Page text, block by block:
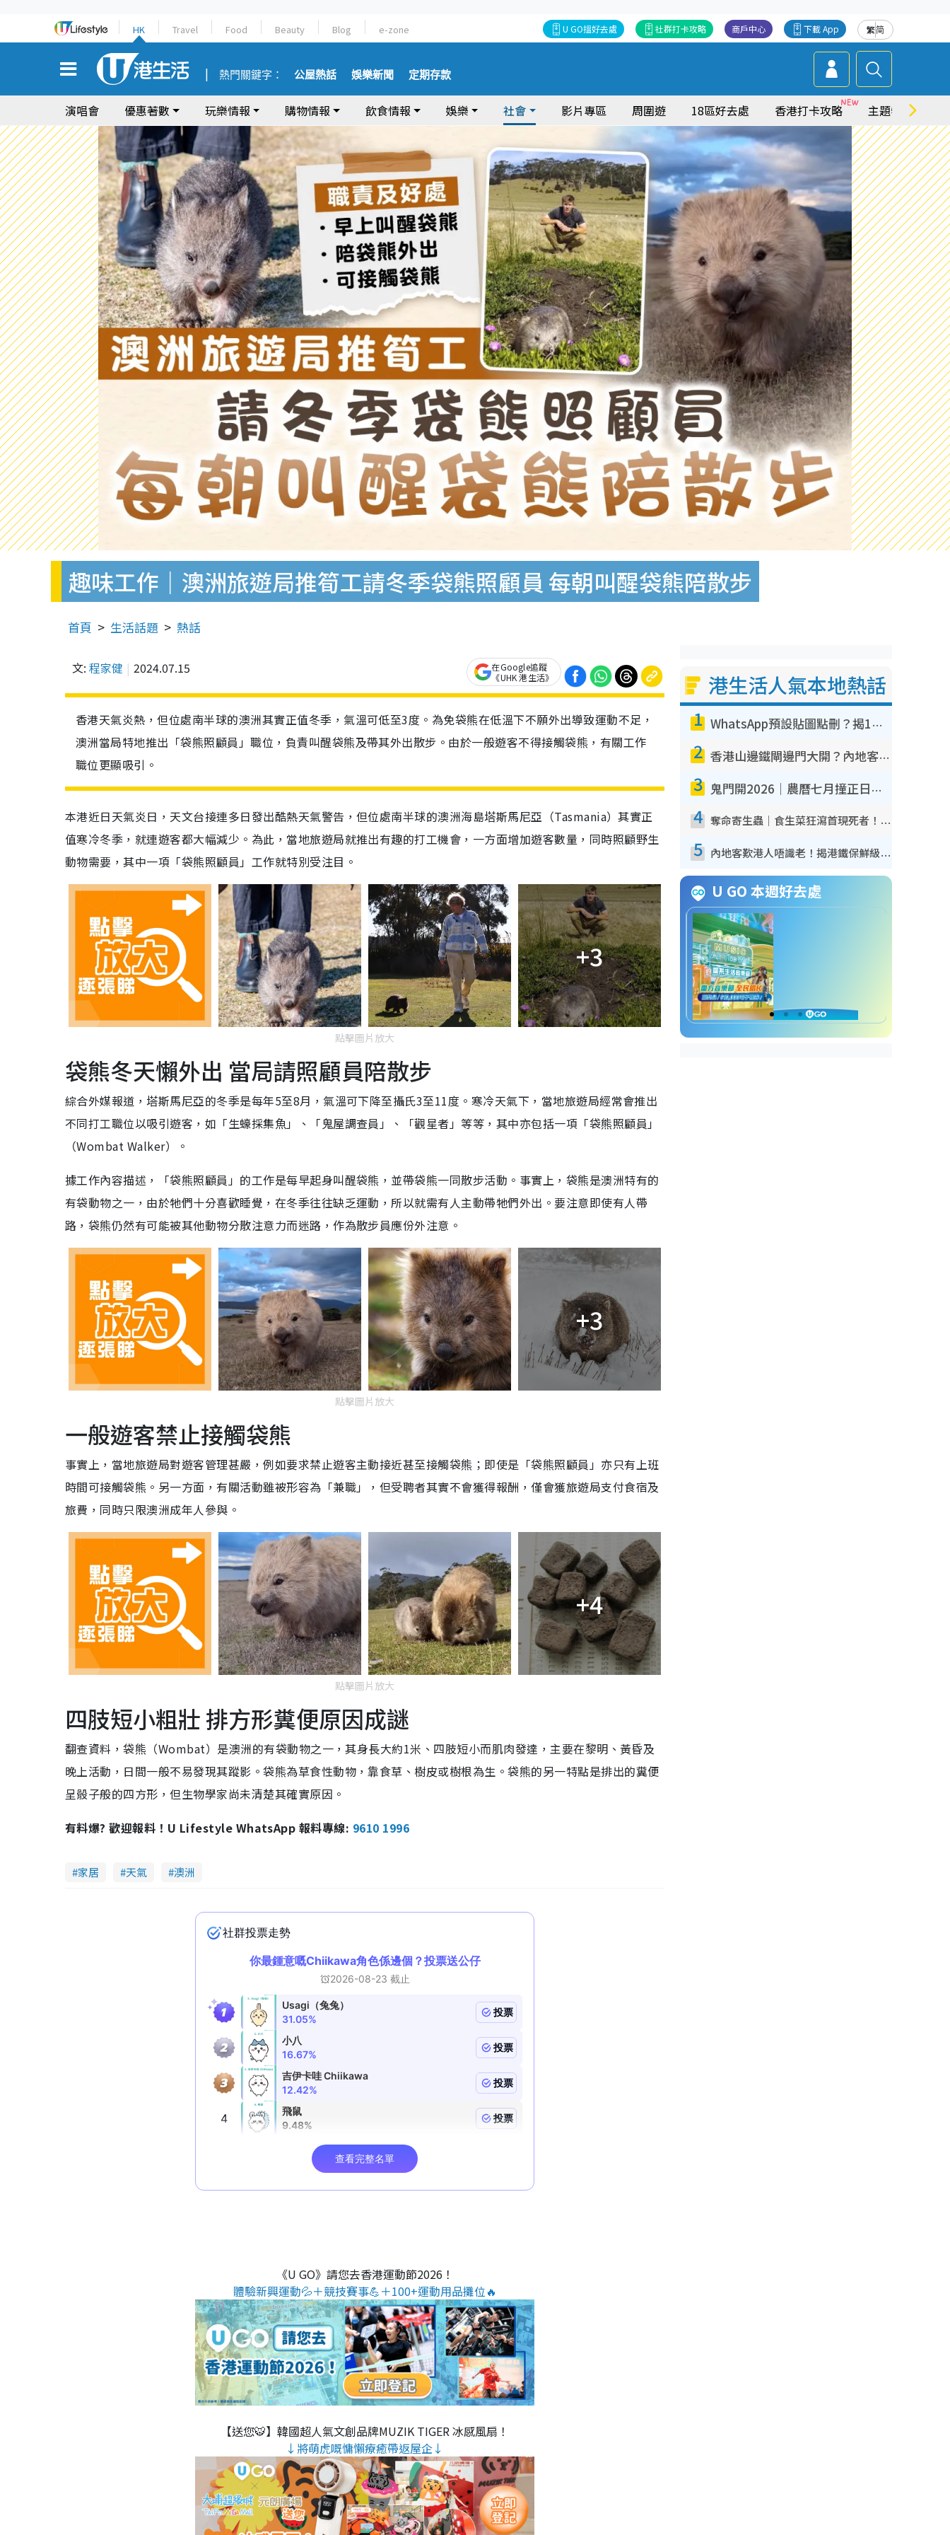
HK Travel Food Beauty Blog e-zone 繁简
下載 App
商戶中心
社群打卡攻略
U GO搵好去處
熱門關鍵字： 公屋熱話 娛樂新聞 定期存款
演唱會 優惠著數 玩樂情報 購物情報 飲食情報 娛樂 社會 影片專區 周圍遊 18區好去處 香港打卡攻略 主題特集
趣味工作｜澳洲旅遊局推筍工請冬季袋熊照顧員 每朝叫醒袋熊陪散步
首頁 生活話題 熱話
文: 程家健 2024.07.15
在Google追蹤
《UHK 港生活》
香港天氣炎熱，但位處南半球的澳洲其實正值冬季，氣溫可低至3度。為免袋熊在低溫下不願外出導致運動不足，
澳洲當局特地推出「袋熊照顧員」職位，負責叫醒袋熊及帶其外出散步。由於一般遊客不得接觸袋熊，有關工作
職位更顯吸引。
本港近日天氣炎日，天文台接連多日發出酷熱天氣警告，但位處南半球的澳洲海島塔斯馬尼亞（Tasmania）其實正
值寒冷冬季，就連遊客都大幅減少。為此，當地旅遊局就推出有趣的打工機會，一方面增加遊客數量，同時照顧野生
動物需要，其中一項「袋熊照顧員」工作就特別受注目。
+3
點擊圖片放大
袋熊冬天懶外出 當局請照顧員陪散步
綜合外媒報道，塔斯馬尼亞的冬季是每年5至8月，氣溫可下降至攝氏3至11度。寒冷天氣下，當地旅遊局經常會推出
不同打工職位以吸引遊客，如「生蠔採集魚」、「鬼屋調查員」、「觀星者」等等，其中亦包括一項「袋熊照顧員」
（Wombat Walker）。
據工作內容描述，「袋熊照顧員」的工作是每早起身叫醒袋熊，並帶袋熊一同散步活動。事實上，袋熊是澳洲特有的
有袋動物之一，由於牠們十分喜歡睡覺，在冬季往往缺乏運動，所以就需有人主動帶牠們外出。要注意即使有人帶
路，袋熊仍然有可能被其他動物分散注意力而迷路，作為散步員應份外注意。
+3
點擊圖片放大
一般遊客禁止接觸袋熊
事實上，當地旅遊局對遊客管理甚嚴，例如要求禁止遊客主動接近甚至接觸袋熊；即使是「袋熊照顧員」亦只有上班
時間可接觸袋熊。另一方面，有關活動雖被形容為「兼職」，但受聘者其實不會獲得報酬，僅會獲旅遊局支付食宿及
旅費，同時只限澳洲成年人參與。
+4
點擊圖片放大
四肢短小粗壯 排方形糞便原因成謎
翻查資料，袋熊（Wombat）是澳洲的有袋動物之一，其身長大約1米、四肢短小而肌肉發達，主要在黎明、黃昏及
晚上活動，日間一般不易發現其蹤影。袋熊為草食性動物，靠食草、樹皮或樹根為生。袋熊的另一特點是排出的糞便
呈骰子般的四方形，但生物學家尚未清楚其確實原因。
有料爆? 歡迎報料！U Lifestyle WhatsApp 報料專線: 9610 1996
家居 天氣 澳洲
《U GO》請您去香港運動節2026！
體驗新興運動💦＋競技賽事💪＋100+運動用品攤位🔥
【送您🐯】韓國超人氣文創品牌MUZIK TIGER 冰感風扇！
↓將萌虎嘅慵懶療癒帶返屋企↓
港生活人氣本地熱話
1 WhatsApp預設貼圖點刪？揭1招「反向操作」還原簡潔介面 附3步實測教學
2 香港山邊鐵閘邊門大開？內地客困惑意義何在！網民神回覆：呢種叫法理性防禦
3 鬼門開2026｜農曆七月撞正日全食特別邪？專家警告切忌做一事！揭4大禁忌+2招保平安
4 奪命寄生蟲｜食生菜狂瀉首現死者！疫潮惡化錄1.8萬宗病例 揭洗菜3大謬誤
5 內地客歎港人唔識老！揭港鐵保鮮級冷氣 港人求放過：咪投訴
U GO 本週好去處